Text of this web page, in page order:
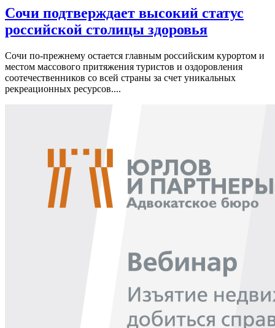
Сочи подтверждает высокий статус
российской столицы здоровья
Сочи по-прежнему остается главным российским курортом и
местом массового притяжения туристов и оздоровления
соотечественников со всей страны за счет уникальных
рекреационных ресурсов....